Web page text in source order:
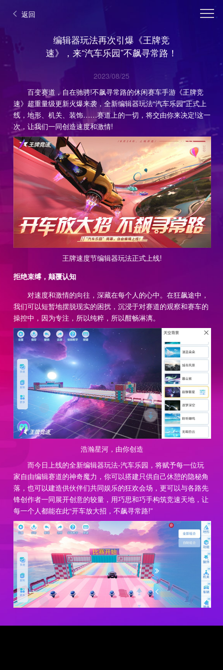
返回
编辑器玩法再次引爆《王牌竞
速》，来“汽车乐园”不飙寻常路！
2023/08/25
百变赛道，自在驰骋!不飙寻常路的休闲赛车手游《王牌竞
速》超重量级更新火爆来袭，全新编辑器玩法“汽车乐园”正式上
线，地形、机关、装饰……赛道上的一切，将交由你来决定!这一
次，让我们一同创造速度和激情!
王牌速度节编辑器玩法正式上线!
拒绝束缚，颠覆认知
对速度和激情的向往，深藏在每个人的心中。在狂飙途中，
我们可以短暂地摆脱现实的困扰，沉浸于对赛道的观察和赛车的
操控中，因为专注，所以纯粹，所以酣畅淋漓。
浩瀚星河，由你创造
而今日上线的全新编辑器玩法-汽车乐园，将赋予每一位玩
家自由编辑赛道的神奇魔力，你可以搭建只供自己休憩的隐秘角
落，也可以建造供伙伴们共同娱乐的狂欢会场，更可以与各路先
锋创作者一同展开创意的较量，用巧思和巧手构筑竞速天地，让
每一个人都能在此“开车放大招，不飙寻常路!”